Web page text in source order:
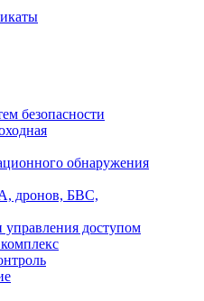
безопасности
обнаружения
дронов, БВС,
управления доступом